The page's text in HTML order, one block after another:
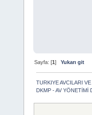
Sayfa: [1]Yukarı git
TURKIYE AVCILARI
DKMP - AV YÖNETİMİ